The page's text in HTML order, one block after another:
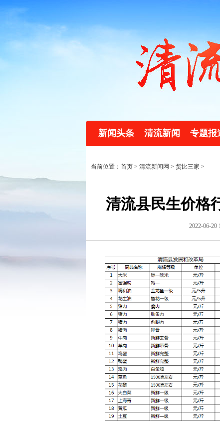
新闻头条 清流新闻 专题报
当前位置：首页 > 清流新闻网 > 货比三家 >
清流县民生价格
2022-06-20